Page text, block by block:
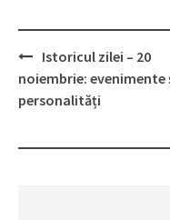
Post
navigation
Istoricul zilei – 20
noiembrie: evenimente
personalități